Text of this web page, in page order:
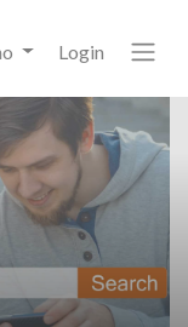
Login